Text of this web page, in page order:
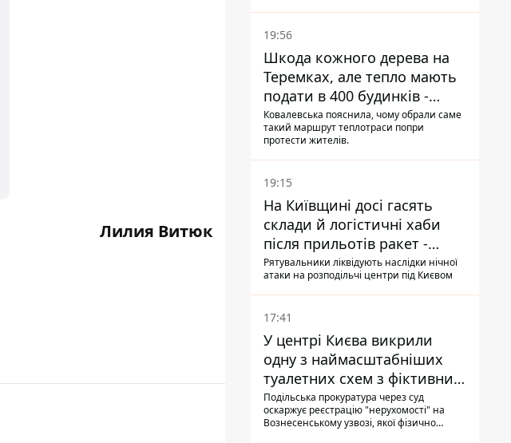
Лилия Витюк
19:56
Шкода кожного дерева на
Теремках, але тепло мають
подати в 400 будинків -
депутатка Київради
Ковалевська пояснила, чому обрали саме
такий маршрут теплотраси попри
протести жителів.
19:15
На Київщині досі гасять
склади й логістичні хаби
після прильотів ракет -
ДСНС
Рятувальники ліквідують наслідки нічної
атаки на розподільчі центри під Києвом
17:41
У центрі Києва викрили
одну з наймасштабніших
туалетних схем з фіктивним
будинком
Подільська прокуратура через суд
оскаржує реєстрацію "нерухомості" на
Вознесенському узвозі, якої фізично